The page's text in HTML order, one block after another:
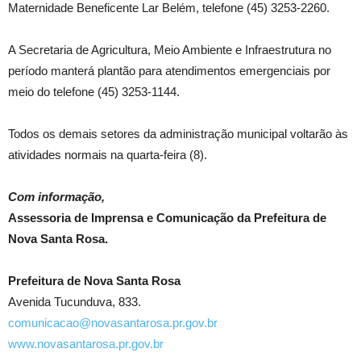
Maternidade Beneficente Lar Belém, telefone (45) 3253-2260.
A Secretaria de Agricultura, Meio Ambiente e Infraestrutura no
período manterá plantão para atendimentos emergenciais por
meio do telefone (45) 3253-1144.
Todos os demais setores da administração municipal voltarão às
atividades normais na quarta-feira (8).
Com informação,
Assessoria de Imprensa e Comunicação da Prefeitura de
Nova Santa Rosa.
Prefeitura de Nova Santa Rosa
Avenida Tucunduva, 833.
comunicacao@novasantarosa.pr.gov.br
www.novasantarosa.pr.gov.br